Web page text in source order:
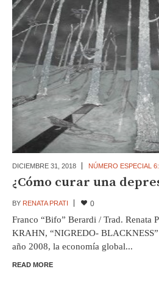
DICIEMBRE 31, 2018 NÚMERO ESPECIAL
¿Cómo curar una
BY RENATA PRATI 0
Franco “Bifo” Berardi / Trad. Renata
KRAHN, “NIGREDO-
año 2008, la economía global...
READ MORE